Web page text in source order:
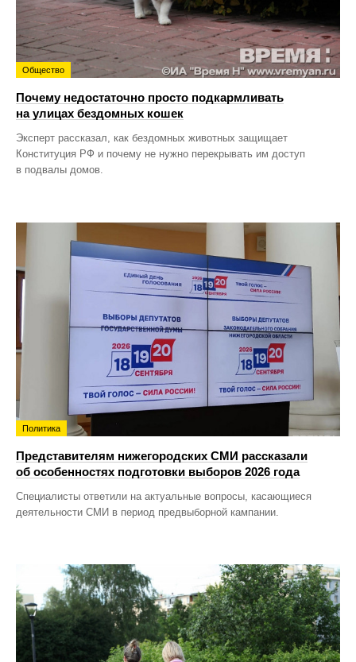
Общество
Почему недостаточно просто подкармливать
на улицах бездомных кошек
Эксперт рассказал, как бездомных животных защищает
Конституция РФ и почему не нужно перекрывать им доступ
в подвалы домов.
Политика
Представителям нижегородских СМИ рассказали
об особенностях подготовки выборов 2026 года
Специалисты ответили на актуальные вопросы, касающиеся
деятельности СМИ в период предвыборной кампании.